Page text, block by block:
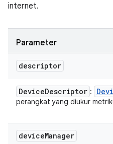
internet.
Parameter
descriptor
DeviceDescriptor :
perangkat yang diukur
deviceManager